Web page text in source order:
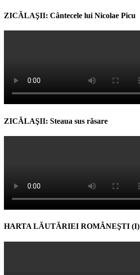
ZICĂLAŞII: Cântecele lui Nicolae Picu
ZICĂLAŞII: Steaua sus răsare
HARTA LĂUTĂRIEI ROMÂNEŞTI (I)